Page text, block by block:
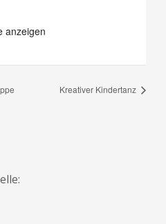
anzeigen
Kreativer Kindertanz